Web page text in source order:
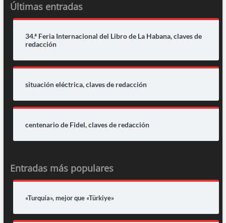
Últimas entradas
34.ª Feria Internacional del Libro de La Habana, claves de
redacción
situación eléctrica, claves de redacción
centenario de Fidel, claves de redacción
Entradas más populares
«Turquía», mejor que «Türkiye»